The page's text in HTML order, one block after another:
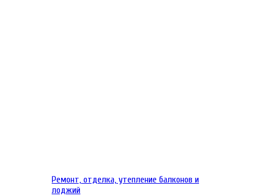
Ремонт, отделка, утепление балконов и
лоджий